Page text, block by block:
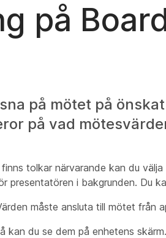
på
på mötet på
på vad
tolkar närvarande kan du
i bakgrunden. Du
måste ansluta till mötet från
kan du se dem på enhetens skärm.